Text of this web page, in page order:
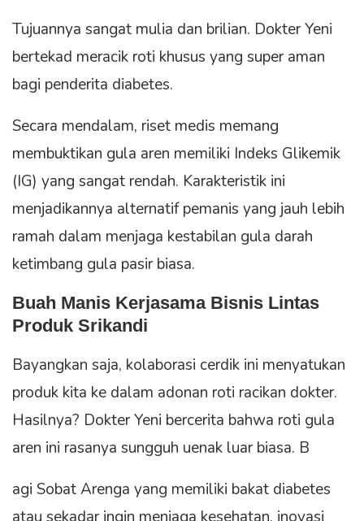
Tujuannya sangat mulia dan brilian. Dokter Yeni
bertekad meracik roti khusus yang super aman
bagi penderita diabetes.
Secara mendalam, riset medis memang
membuktikan gula aren memiliki Indeks Glikemik
(IG) yang sangat rendah. Karakteristik ini
menjadikannya alternatif pemanis yang jauh lebih
ramah dalam menjaga kestabilan gula darah
ketimbang gula pasir biasa.
Buah Manis Kerjasama Bisnis Lintas
Produk Srikandi
Bayangkan saja, kolaborasi cerdik ini menyatukan
produk kita ke dalam adonan roti racikan dokter.
Hasilnya? Dokter Yeni bercerita bahwa roti gula
aren ini rasanya sungguh uenak luar biasa. B
agi Sobat Arenga yang memiliki bakat diabetes